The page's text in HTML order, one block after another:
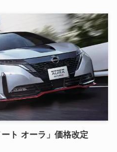
ト オーラ」価格改定